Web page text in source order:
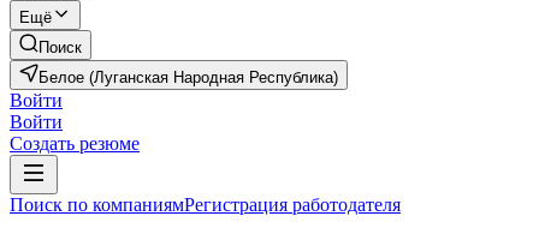
Ещё
Поиск
Белое (Луганская Народная Республика)
Войти
Войти
Создать резюме
Поиск по компаниямРегистрация работодателя